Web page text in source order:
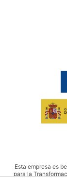
Esta empresa es
para la